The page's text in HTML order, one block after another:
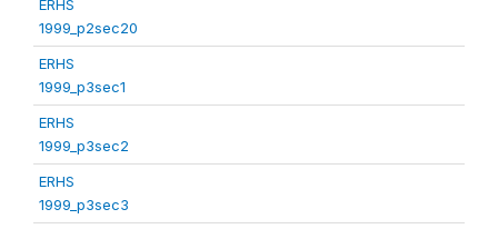
ERHS
1999_p2sec20
ERHS
1999_p3sec1
ERHS
1999_p3sec2
ERHS
1999_p3sec3